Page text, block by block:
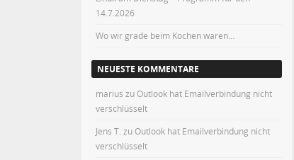
14.7.2026
Wo wir grade beim Kochen waren…
NEUESTE KOMMENTARE
marius zuOutlook hat Emailverbindung nicht
verschlüsselt
Jens T. zuOutlook hat Emailverbindung nicht
verschlüsselt